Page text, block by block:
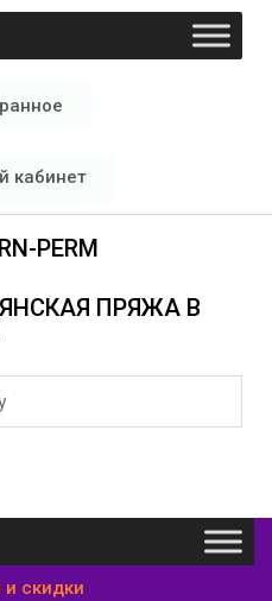
кабинет
PERM
ПРЯЖА В
и скидки